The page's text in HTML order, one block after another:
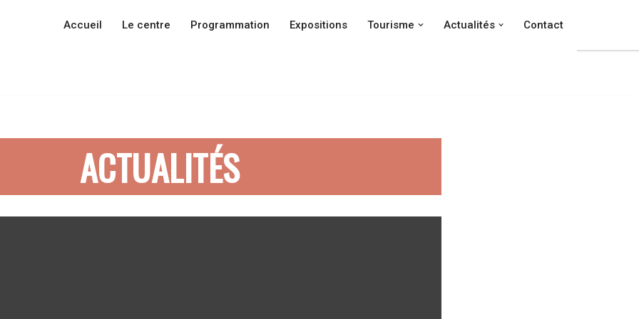
Accueil Le centre Programmation Expositions Tourisme Actualités Contact
ACTUALITÉS